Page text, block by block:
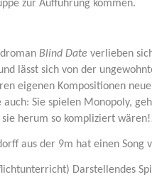
zur Aufführung kommen.
Blind Dateverlieben
lässt sich von der
eigenen Kompositionen
auch: Sie spielen Monopoly,
herum so kompliziert
aus der 9m hat einen
Darstellendes